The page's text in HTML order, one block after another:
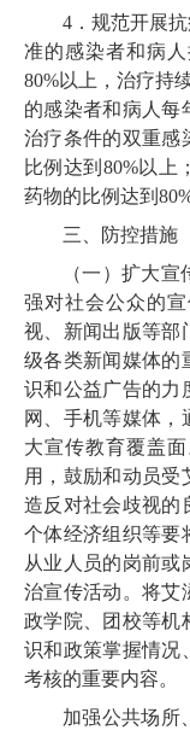
4．规范开展
准的感染者和病
80%以上，治疗持
的感染者和病人每
治疗条件的双重感
比例达到80%以上
药物的比例达到
三、防控措施
（一）扩大
强对社会公众的
视、新闻出版等部
级各类新闻媒体的
识和公益广告的力
网、手机等媒体，
大宣传教育覆盖
用，鼓励和动员受
造反对社会歧视的
个体经济组织等要
从业人员的岗前或
治宣传活动。将艾
政学院、团校等机
识和政策掌握情况
考核的重要内容。
加强公共场所